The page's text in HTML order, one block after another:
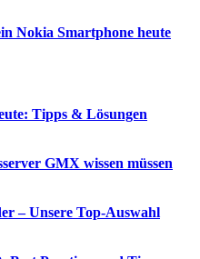
Nokia Smartphone heute
Tipps & Lösungen
GMX wissen müssen
– Unsere Top-Auswahl